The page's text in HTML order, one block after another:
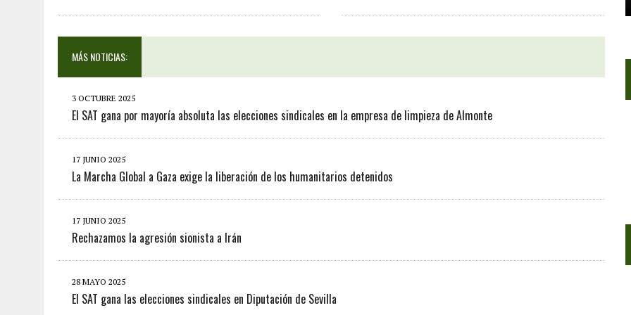
MÁS NOTICIAS:
3 OCTUBRE 2025
El SAT gana por mayoría absoluta las elecciones sindicales en la empresa de limpieza de Almonte
17 JUNIO 2025
La Marcha Global a Gaza exige la liberación de los humanitarios detenidos
17 JUNIO 2025
Rechazamos la agresión sionista a Irán
28 MAYO 2025
El SAT gana las elecciones sindicales en Diputación de Sevilla